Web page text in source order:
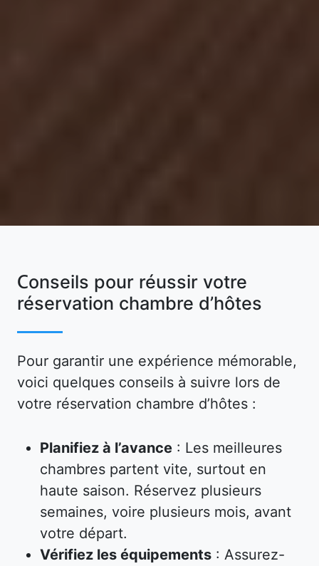
Conseils pour réussir votre
réservation chambre d’hôtes
Pour garantir une expérience mémorable,
voici quelques conseils à suivre lors de
votre réservation chambre d’hôtes :
Planifiez à l’avance : Les meilleures
chambres partent vite, surtout en
haute saison. Réservez plusieurs
semaines, voire plusieurs mois, avant
votre départ.
Vérifiez les équipements : Assurez-